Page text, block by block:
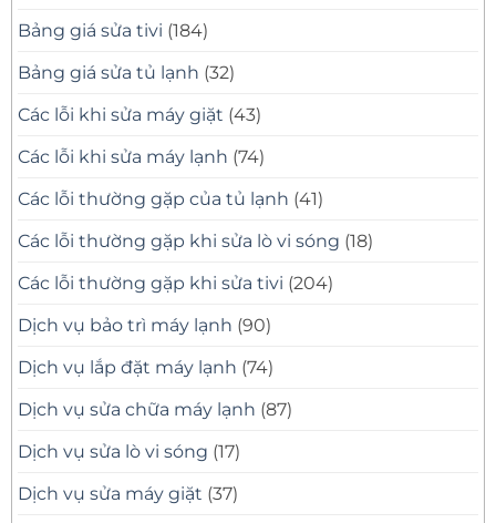
Bảng giá sửa tivi (184)
Bảng giá sửa tủ lạnh (32)
Các lỗi khi sửa máy giặt (43)
Các lỗi khi sửa máy lạnh (74)
Các lỗi thường gặp của tủ lạnh (41)
Các lỗi thường gặp khi sửa lò vi sóng (18)
Các lỗi thường gặp khi sửa tivi (204)
Dịch vụ bảo trì máy lạnh (90)
Dịch vụ lắp đặt máy lạnh (74)
Dịch vụ sửa chữa máy lạnh (87)
Dịch vụ sửa lò vi sóng (17)
Dịch vụ sửa máy giặt (37)